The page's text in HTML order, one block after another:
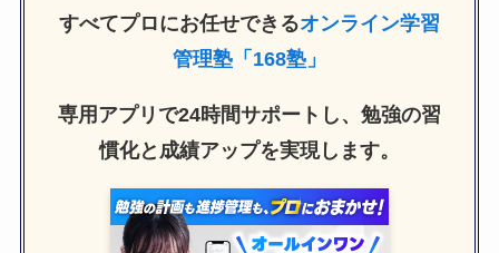
すべてプロにお任せできるオンライン学習
管理塾「168塾」
専用アプリで24時間サポートし、勉強の習
慣化と成績アップを実現します。